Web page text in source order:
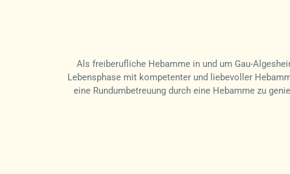
Als freiberufliche Hebamme in und um Gau-
Lebensphase mit kompetenter und liebevoller
eine Rundumbetreuung durch eine Hebamme zu